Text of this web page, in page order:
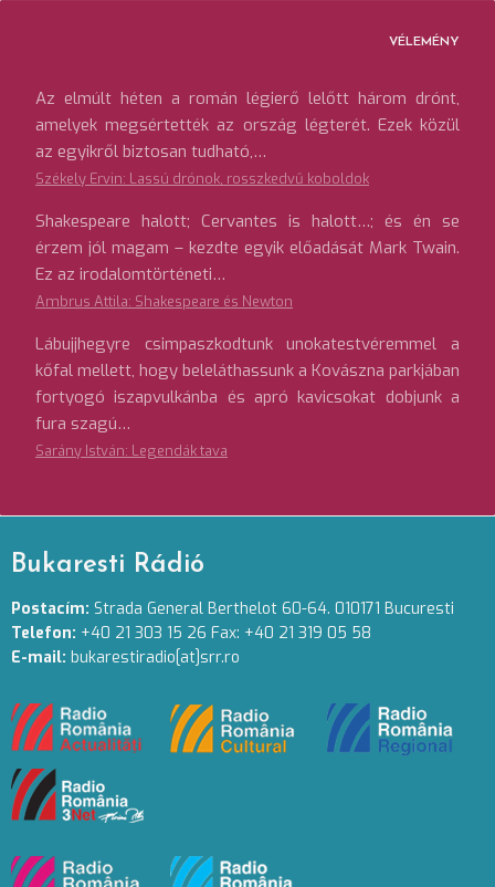
VÉLEMÉNY
Az elmúlt héten a román légierő lelőtt három drónt,
amelyek megsértették az ország légterét. Ezek közül
az egyikről biztosan tudható,…
Székely Ervin: Lassú drónok, rosszkedvű koboldok
Shakespeare halott; Cervantes is halott…; és én se
érzem jól magam – kezdte egyik előadását Mark Twain.
Ez az irodalomtörténeti…
Ambrus Attila: Shakespeare és Newton
Lábujjhegyre csimpaszkodtunk unokatestvéremmel a
kőfal mellett, hogy beleláthassunk a Kovászna parkjában
fortyogó iszapvulkánba és apró kavicsokat dobjunk a
fura szagú…
Sarány István: Legendák tava
Bukaresti Rádió
Postacím: Strada General Berthelot 60-64. 010171 Bucuresti
Telefon: +40 21 303 15 26 Fax: +40 21 319 05 58
E-mail: bukarestiradio[at]srr.ro